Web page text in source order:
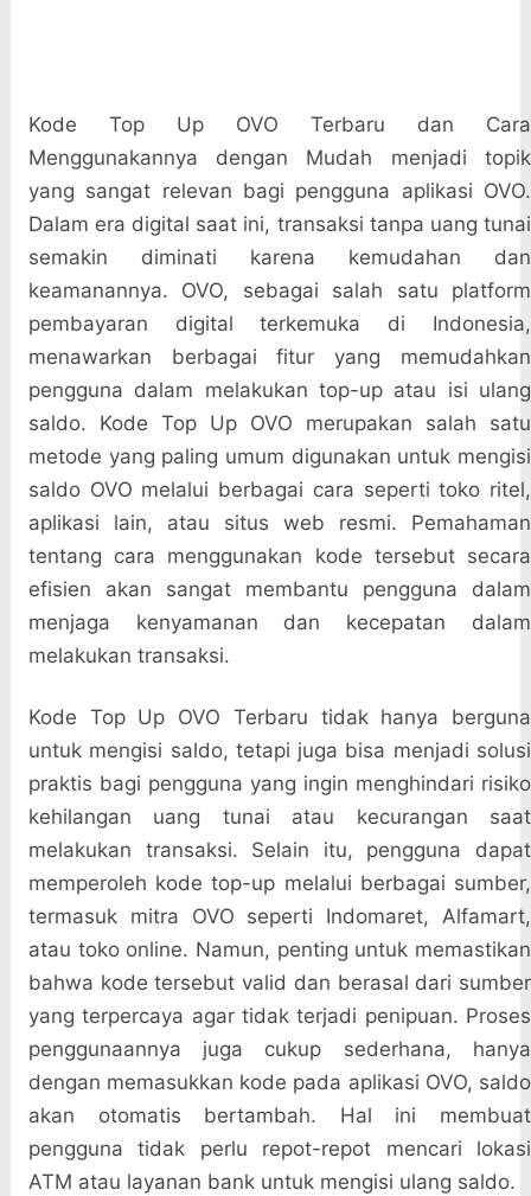
Kode Top Up OVO Terbaru dan Cara
Menggunakannya dengan Mudah menjadi topik
yang sangat relevan bagi pengguna aplikasi OVO.
Dalam era digital saat ini, transaksi tanpa uang tunai
semakin diminati karena kemudahan dan
keamanannya. OVO, sebagai salah satu platform
pembayaran digital terkemuka di Indonesia,
menawarkan berbagai fitur yang memudahkan
pengguna dalam melakukan top-up atau isi ulang
saldo. Kode Top Up OVO merupakan salah satu
metode yang paling umum digunakan untuk mengisi
saldo OVO melalui berbagai cara seperti toko ritel,
aplikasi lain, atau situs web resmi. Pemahaman
tentang cara menggunakan kode tersebut secara
efisien akan sangat membantu pengguna dalam
menjaga kenyamanan dan kecepatan dalam
melakukan transaksi.
Kode Top Up OVO Terbaru tidak hanya berguna
untuk mengisi saldo, tetapi juga bisa menjadi solusi
praktis bagi pengguna yang ingin menghindari risiko
kehilangan uang tunai atau kecurangan saat
melakukan transaksi. Selain itu, pengguna dapat
memperoleh kode top-up melalui berbagai sumber,
termasuk mitra OVO seperti Indomaret, Alfamart,
atau toko online. Namun, penting untuk memastikan
bahwa kode tersebut valid dan berasal dari sumber
yang terpercaya agar tidak terjadi penipuan. Proses
penggunaannya juga cukup sederhana, hanya
dengan memasukkan kode pada aplikasi OVO, saldo
akan otomatis bertambah. Hal ini membuat
pengguna tidak perlu repot-repot mencari lokasi
ATM atau layanan bank untuk mengisi ulang saldo.